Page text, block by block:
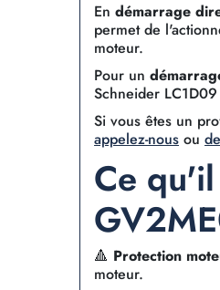
Endémarrage
permet de
moteur.
Pour un
Schneider
Si vous êtes un
appelez-nous ou
Ce
🔺 Protection
moteur.